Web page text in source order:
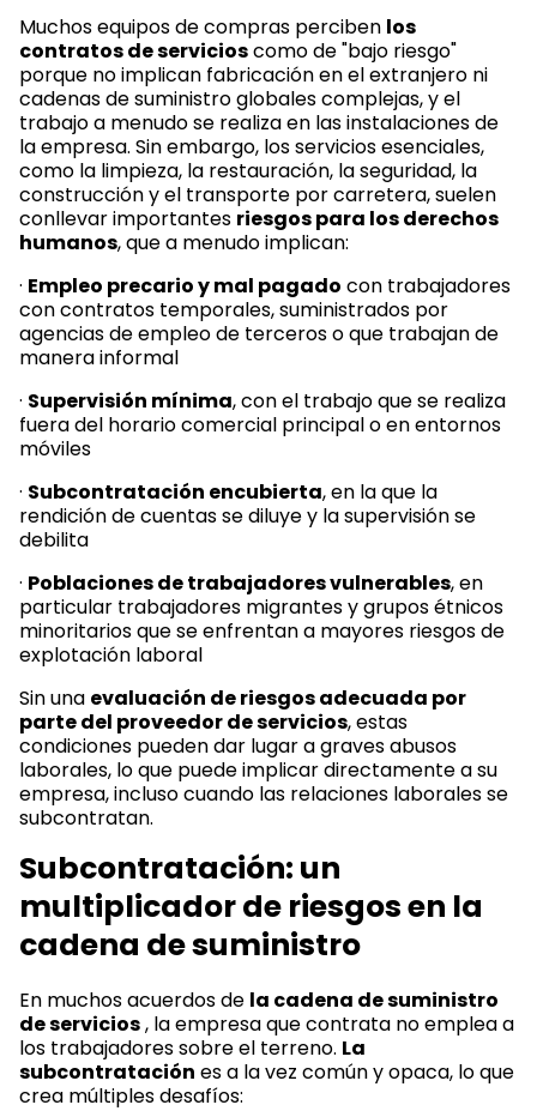
Muchos equipos de compras perciben los
contratos de servicioscomo de "bajo riesgo"
porque no implican fabricación en el extranjero ni
cadenas de suministro globales complejas, y el
trabajo a menudo se realiza en las instalaciones de
la empresa. Sin embargo, los servicios esenciales,
como la limpieza, la restauración, la seguridad, la
construcción y el transporte por carretera, suelen
conllevar importantes riesgos para los derechos
humanos, que a menudo implican:
· Empleo precario y mal pagado con trabajadores
con contratos temporales, suministrados por
agencias de empleo de terceros o que trabajan de
manera informal
· Supervisión mínima, con el trabajo que se realiza
fuera del horario comercial principal o en entornos
móviles
· Subcontratación encubierta, en la que la
rendición de cuentas se diluye y la supervisión se
debilita
· Poblaciones de trabajadores vulnerables, en
particular trabajadores migrantes y grupos étnicos
minoritarios que se enfrentan a mayores riesgos de
explotación laboral
Sin una evaluación de riesgos adecuada por
parte del proveedor de servicios, estas
condiciones pueden dar lugar a graves abusos
laborales, lo que puede implicar directamente a su
empresa, incluso cuando las relaciones laborales se
subcontratan.
Subcontratación: un
multiplicador de riesgos en la
cadena de suministro
En muchos acuerdos de la cadena de suministro
de servicios, la empresa que contrata no emplea a
los trabajadores sobre el terreno. La
subcontratación es a la vez común y opaca, lo que
crea múltiples desafíos: